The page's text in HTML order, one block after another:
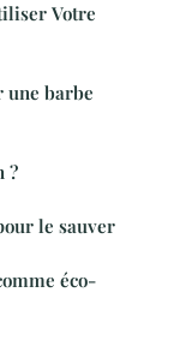
Votre
une barbe
?
le sauver
éco-